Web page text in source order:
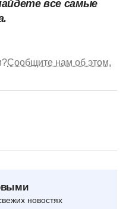
все самые
Сообщите нам об этом.
новостях